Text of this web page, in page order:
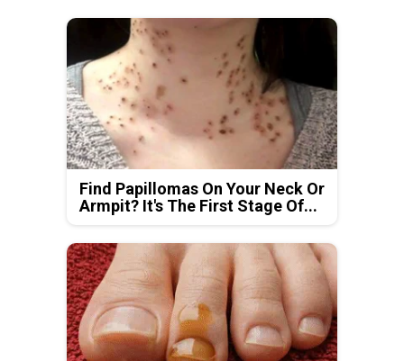
Find Papillomas On Your Neck Or
Armpit? It's The First Stage Of...